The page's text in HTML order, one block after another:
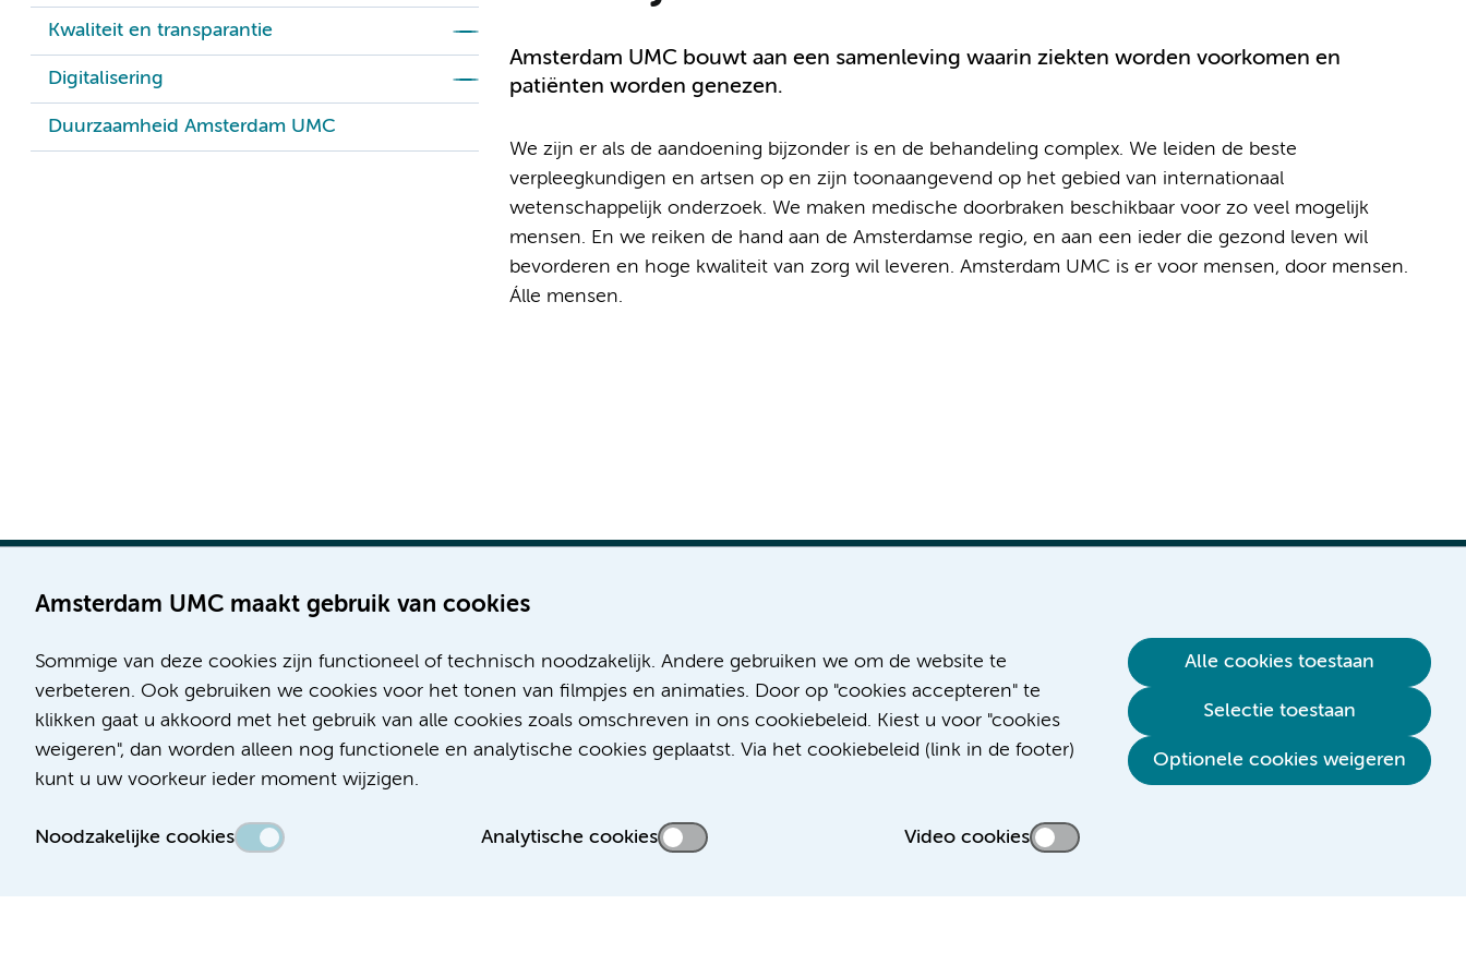
Amsterdam UMC maakt gebruik van cookies
Sommige van deze cookies zijn functioneel of technisch noodzakelijk. Andere gebruiken we om de website te
verbeteren. Ook gebruiken we cookies voor het tonen van filmpjes en animaties. Door op "cookies accepteren" te
klikken gaat u akkoord met het gebruik van alle cookies zoals omschreven in ons cookiebeleid. Kiest u voor "cookies
weigeren", dan worden alleen nog functionele en analytische cookies geplaatst. Via het cookiebeleid (link in de footer)
kunt u uw voorkeur ieder moment wijzigen.
Noodzakelijke cookies Analytische cookies Video cookies
Alle cookies toestaan
Selectie toestaan
Optionele cookies weigeren
Kwaliteit en transparantie
Digitalisering
Duurzaamheid Amsterdam UMC
Amsterdam UMC bouwt aan een samenleving waarin ziekten worden voorkomen en
patiënten worden genezen.
We zijn er als de aandoening bijzonder is en de behandeling complex. We leiden de beste
verpleegkundigen en artsen op en zijn toonaangevend op het gebied van internationaal
wetenschappelijk onderzoek. We maken medische doorbraken beschikbaar voor zo veel mogelijk
mensen. En we reiken de hand aan de Amsterdamse regio, en aan een ieder die gezond leven wil
bevorderen en hoge kwaliteit van zorg wil leveren. Amsterdam UMC is er voor mensen, door mensen.
Álle mensen.
Locatie AMC
Meibergdreef 9
1105 AZ Amsterdam
Route & Parkeren
Locatie VUmc
De Boelelaan 1117
1081 HV Amsterdam
(020) 444 4444
Route & Parkeren
Meer Amsterdam UMC websites:
Werken bij Amsterdam UMC
Over Amsterdam UMC
Educatie Locatie AMC